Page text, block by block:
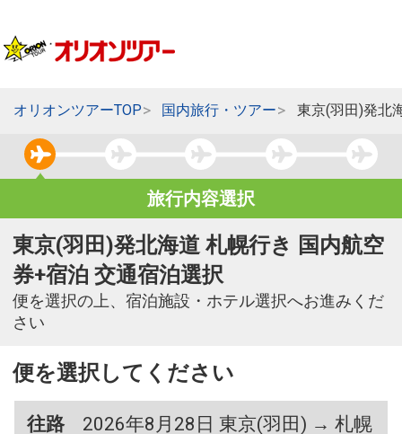
オリオンツアーTOP 国内旅行・ツアー 東京(羽田)発北
旅行内容選択
東京(羽田)発北海道 札幌行き 国内航空
券+宿泊 交通宿泊選択
便を選択の上、宿泊施設・ホテル選択へお進みくだ
さい
便を選択してください
往路
2026年8月28日 東京(羽田) → 札幌